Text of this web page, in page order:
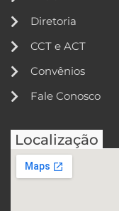
Diretoria
CCT e ACT
Convênios
Fale Conosco
Localização